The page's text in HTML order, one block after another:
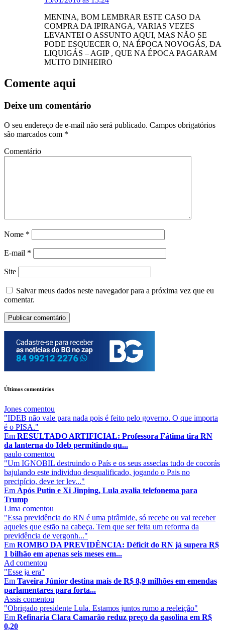
MENINA, BOM LEMBRAR ESTE CASO DA
COMPRA DA IPIRANGA, VARIAS VEZES
LEVANTEI O ASSUNTO AQUI, MAS NÃO SE
PODE ESQUECER O, NA ÉPOCA NOVOGÁS, DA
LIQUIGÁS – AGIP , QUE NA ÉPOCA PAGARAM
MUITO DINHEIRO
Comente aqui
Deixe um comentário
O seu endereço de e-mail não será publicado. Campos obrigatórios
são marcados com *
Comentário
Nome *
E-mail *
Site
Salvar meus dados neste navegador para a próxima vez que eu
comentar.
Últimos comentários
Jones comentou
"IDEB não vale para nada pois é feito pelo governo. O que importa
é o PISA."
Em RESULTADO ARTIFICIAL: Professora Fátima tira RN
da lanterna do Ideb permitindo qu...
paulo comentou
"Um IGNOBIL destruindo o País e os seus asseclas tudo de cocorás
bajulando este individuo desqualificado, jogando o Pais no
precipício, deve ter lev..."
Em Após Putin e Xi Jinping, Lula avalia telefonema para
Trump
Lima comentou
"Essa previdência do RN é uma pirâmide, só recebe ou vai receber
aqueles que estão na cabeça. Tem que ser feita um reforma da
previdência de vergonh..."
Em ROMBO DA PREVIDÊNCIA: Déficit do RN já supera R$
1 bilhão em apenas seis meses em...
Ad comentou
"Esse ja era"
Em Taveira Júnior destina mais de R$ 8,9 milhões em emendas
parlamentares para forta...
Assis comentou
"Obrigado presidente Lula. Estamos juntos rumo a reeleição"
Em Refinaria Clara Camarão reduz preço da gasolina em R$
0,20